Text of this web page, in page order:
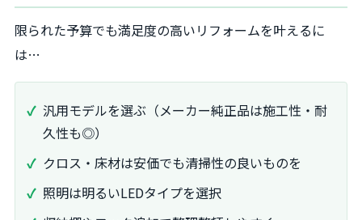
限られた予算でも満足度の高いリフォームを叶えるに
は…
汎用モデルを選ぶ（メーカー純正品は施工性・耐
久性も◎）
クロス・床材は安価でも清掃性の良いものを
照明は明るいLEDタイプを選択